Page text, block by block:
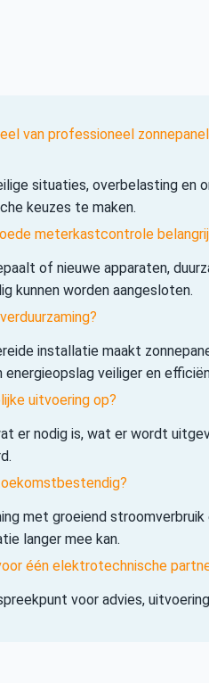
van professioneel
situaties, overbelasting en
keuzes te maken.
meterkastcontrole
of nieuwe apparaten,
kunnen worden aangesloten.
installatie maakt
energieopslag veiliger en
uitvoering op?
er nodig is, wat er wordt
met groeiend
langer mee kan.
één elektrotechnische
voor advies,